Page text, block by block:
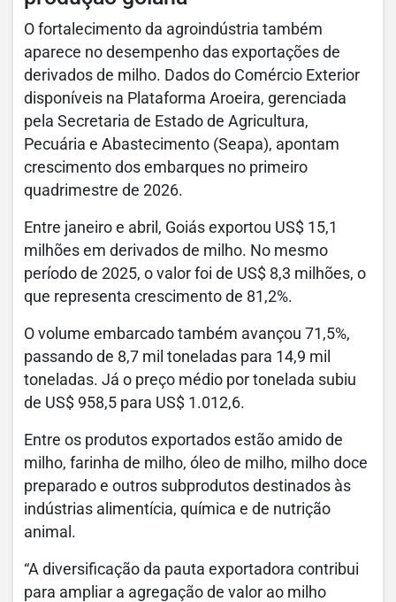
O fortalecimento da agroindústria também
aparece no desempenho das exportações de
derivados de milho. Dados do Comércio Exterior
disponíveis na Plataforma Aroeira, gerenciada
pela Secretaria de Estado de Agricultura,
Pecuária e Abastecimento (Seapa), apontam
crescimento dos embarques no primeiro
quadrimestre de 2026.
Entre janeiro e abril, Goiás exportou US$ 15,1
milhões em derivados de milho. No mesmo
período de 2025, o valor foi de US$ 8,3 milhões, o
que representa crescimento de 81,2%.
O volume embarcado também avançou 71,5%,
passando de 8,7 mil toneladas para 14,9 mil
toneladas. Já o preço médio por tonelada subiu
de US$ 958,5 para US$ 1.012,6.
Entre os produtos exportados estão amido de
milho, farinha de milho, óleo de milho, milho doce
preparado e outros subprodutos destinados às
indústrias alimentícia, química e de nutrição
animal.
“A diversificação da pauta exportadora contribui
para ampliar a agregação de valor ao milho